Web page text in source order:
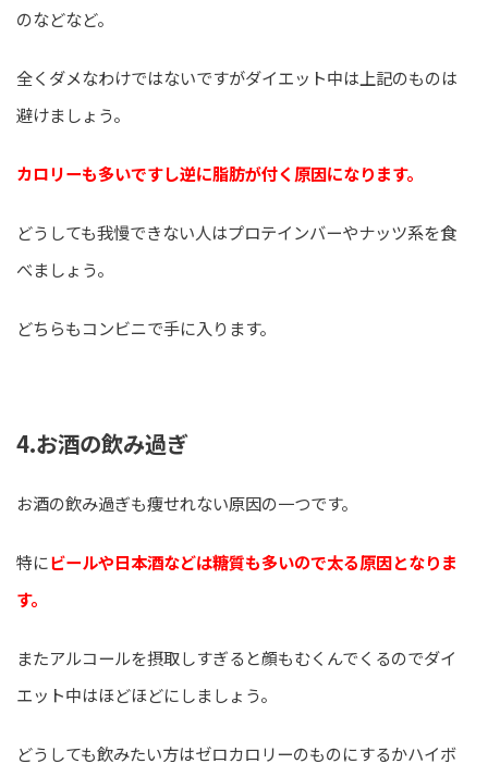
のなどなど。
全くダメなわけではないですがダイエット中は上記のものは
避けましょう。
カロリーも多いですし逆に脂肪が付く原因になります。
どうしても我慢できない人はプロテインバーやナッツ系を食
べましょう。
どちらもコンビニで手に入ります。
4.お酒の飲み過ぎ
お酒の飲み過ぎも痩せれない原因の一つです。
特にビールや日本酒などは糖質も多いので太る原因となりま
す。
またアルコールを摂取しすぎると顔もむくんでくるのでダイ
エット中はほどほどにしましょう。
どうしても飲みたい方はゼロカロリーのものにするかハイボ